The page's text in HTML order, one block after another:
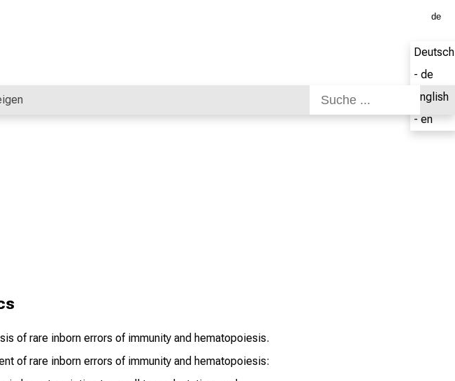
de
Deutsch
- de
English
- en
of rare inborn errors of immunity and hematopoiesis.
of rare inborn errors of immunity and hematopoiesis: